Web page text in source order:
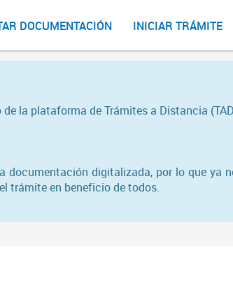
DOCUMENTACIÓN INICIAR TRÁMITE
la plataforma de Trámites a Distancia
documentación digitalizada, por lo que ya
trámite en beneficio de todos.